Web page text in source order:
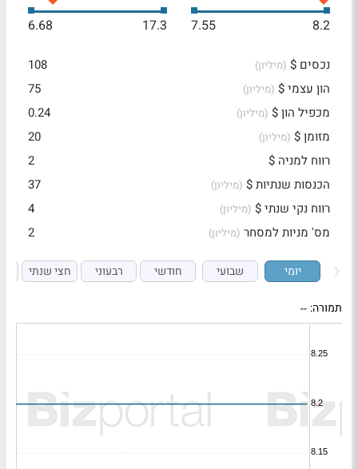
8.2
7.55
17.3
6.68
נכסים $ (מיליון)
108
הון עצמי $ (מיליון)
75
מכפיל הון $ (מיליון)
0.24
מזומן $ (מיליון)
20
רווח למניה $
2
הכנסות שנתיות $ (מיליון)
37
רווח נקי שנתי $ (מיליון)
4
מס' מניות למסחר (מיליון) 2
יומי שבועי חודשי רבעוני חצי שנתי
תמורה: --